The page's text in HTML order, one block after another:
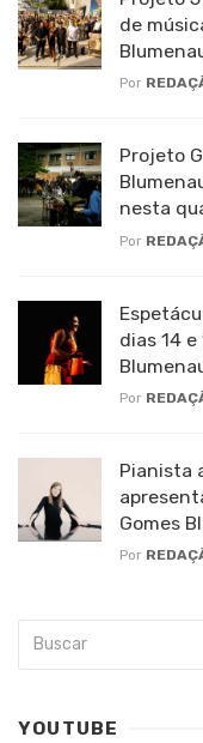
de
Por
Projeto
nesta
Por
dias 14
Por
Pianista
Gomes
Por
YOUTUBE